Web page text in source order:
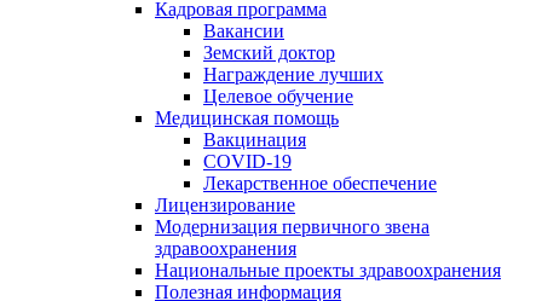
Кадровая программа
Вакансии
Земский доктор
Награждение лучших
Целевое обучение
Медицинская помощь
Вакцинация
COVID-19
Лекарственное обеспечение
Лицензирование
Модернизация первичного звена
здравоохранения
Национальные проекты здравоохранения
Полезная информация